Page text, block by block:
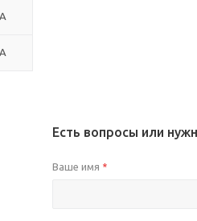
Есть вопросы или
Ваше имя *